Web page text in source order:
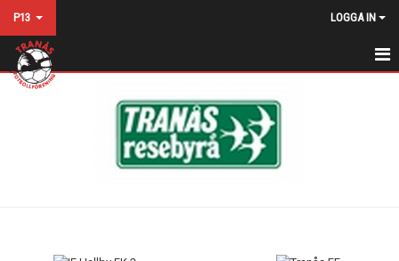
P13 LOGGA IN
HEM